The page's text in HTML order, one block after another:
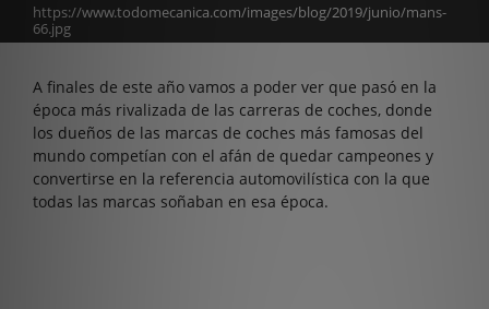
https://www.todomecanica.com/images/blog/2019/junio/mans-
66.jpg
A finales de este año vamos a poder ver que pasó en la
época más rivalizada de las carreras de coches, donde
los dueños de las marcas de coches más famosas del
mundo competían con el afán de quedar campeones y
convertirse en la referencia automovilística con la que
todas las marcas soñaban en esa época.